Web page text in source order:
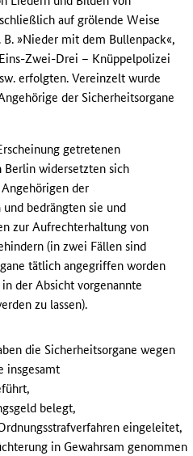
auf grölende Weise
»Nieder mit dem Bullenpack«,
Zwei-Drei – Knüppelpolizei
erfolgten. Vereinzelt wurde
der Sicherheitsorgane
getretenen
Berlin widersetzten sich
der
bedrängten sie und
zur Aufrechterhaltung von
(in zwei Fällen sind
tätlich angegriffen worden
der Absicht vorgenannte
zu lassen).
die Sicherheitsorgane wegen
insgesamt
belegt,
eingeleitet,
in Gewahrsam genommen